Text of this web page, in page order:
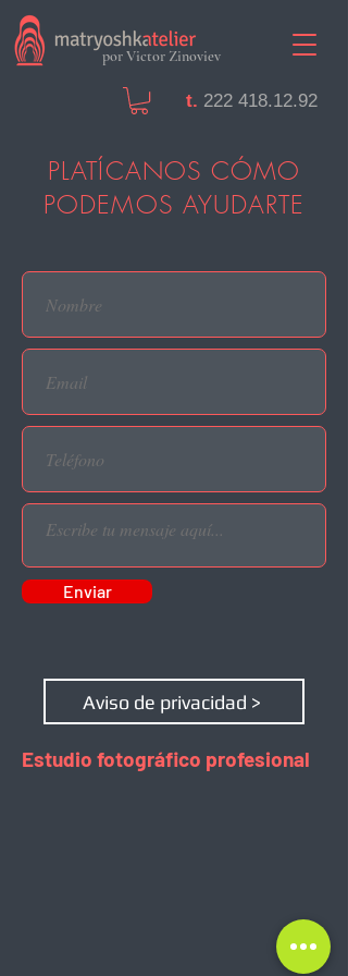
por Victor Zinoviev
t. 222 418.12.92
PLATÍCANOS CÓMO
PODEMOS AYUDARTE
Enviar
Aviso de privacidad >
Estudio fotográfico profesional